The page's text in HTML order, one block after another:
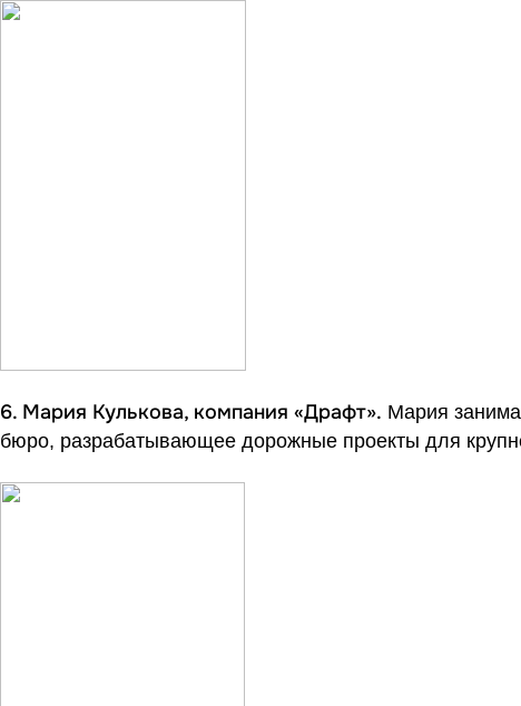
6. Мария Кулькова, компания «Драфт». Мария
бюро, разрабатывающее дорожные проекты для